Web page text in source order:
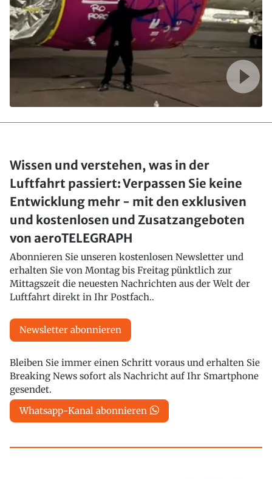
Wissen und verstehen, was in der
Luftfahrt passiert: Verpassen Sie keine
Entwicklung mehr - mit den exklusiven
und kostenlosen und Zusatzangeboten
von aeroTELEGRAPH
Abonnieren Sie unseren kostenlosen Newsletter und
erhalten Sie von Montag bis Freitag pünktlich zur
Mittagszeit die neuesten Nachrichten aus der Welt der
Luftfahrt direkt in Ihr Postfach..
Newsletter abonnieren
Bleiben Sie immer einen Schritt voraus und erhalten Sie
Breaking News sofort als Nachricht auf Ihr Smartphone
gesendet.
Whatsapp-Kanal abonnieren